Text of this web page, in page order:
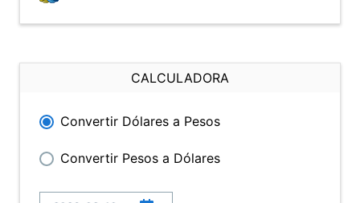
CALCULADORA
Convertir Dólares a Pesos
Convertir Pesos a Dólares